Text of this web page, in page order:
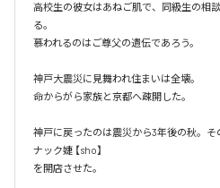
高校生の彼女はあねご肌で、同級生の相
る。
慕われるのはご尊父の遺伝であろう。
神戸大震災に見舞われ住まいは全壊。
命からがら家族と京都へ疎開した。
神戸に戻ったのは震災から3年後の秋。
ナック婕 【sho】
を開店させた。